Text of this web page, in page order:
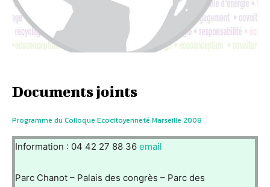
Documents joints
Programme du Colloque Ecocitoyenneté Marseille 2008
Information : 04 42 27 88 36 email
Parc Chanot – Palais des congrès – Parc des